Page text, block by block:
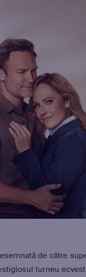
de către
turneu